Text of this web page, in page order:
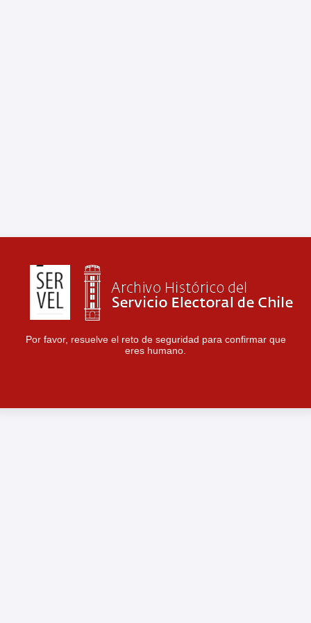
Por favor, resuelve el reto de seguridad para confirmar que
eres humano.